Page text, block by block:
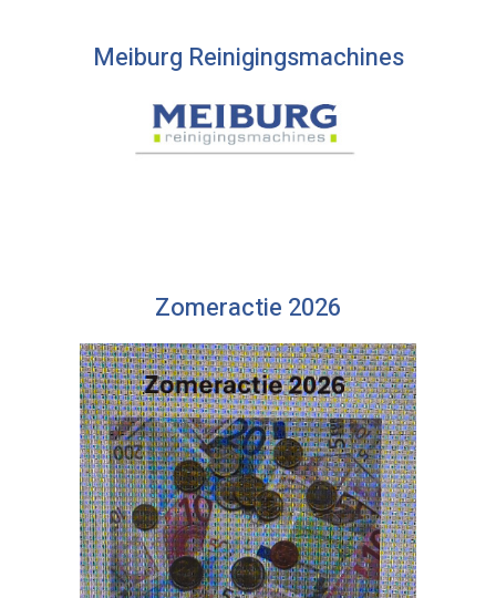
Meiburg Reinigingsmachines
Zomeractie 2026